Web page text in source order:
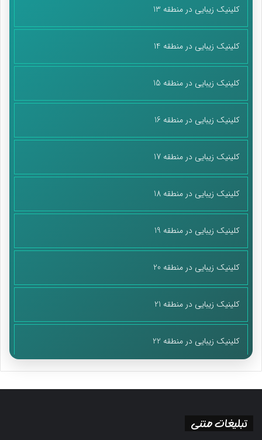
کلینیک زیبایی در منطقه 13
کلینیک زیبایی در منطقه 14
کلینیک زیبایی در منطقه 15
کلینیک زیبایی در منطقه 16
کلینیک زیبایی در منطقه 17
کلینیک زیبایی در منطقه 18
کلینیک زیبایی در منطقه 19
کلینیک زیبایی در منطقه 20
کلینیک زیبایی در منطقه 21
کلینیک زیبایی در منطقه 22
تبلیغات متنی